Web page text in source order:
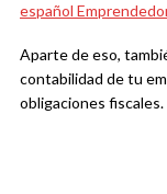
español
Aparte de eso,
contabilidad de tu
obligaciones fiscales.